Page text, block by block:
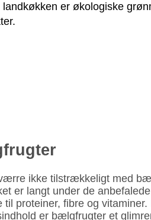
er økologiske
ikke tilstrækkeligt med
er langt under de
proteiner, fibre og
er bælgfrugter et